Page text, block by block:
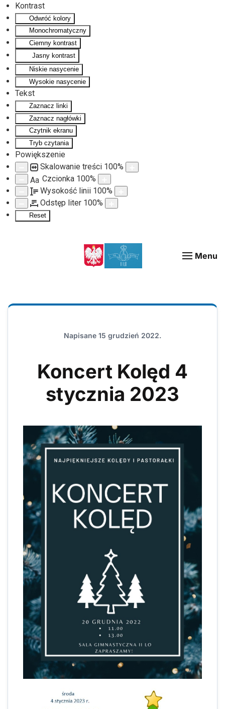
Kontrast
Odwróć kolory
Monochromatyczny
Ciemny kontrast
Jasny kontrast
Niskie nasycenie
Wysokie nasycenie
Tekst
Zaznacz linki
Zaznacz nagłówki
Czytnik ekranu
Tryb czytania
Powiększenie
Skalowanie treści 100%
Aa Czcionka 100%
Wysokość linii 100%
Odstęp liter 100%
Reset
Menu
Napisane 15 grudzień 2022.
Koncert Kolęd 4
stycznia 2023